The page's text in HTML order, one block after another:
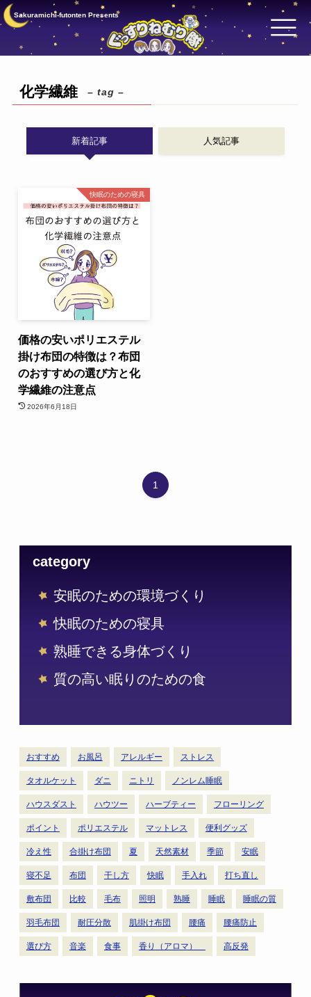
Sakuramichi-futonten Presents
化学繊維 – tag –
新着記事 人気記事
快眠のための寝具
価格の安いポリエステル
掛け布団の特徴は？布団
のおすすめの選び方と化
学繊維の注意点
2026年6月18日
1
category
安眠のための環境づくり
快眠のための寝具
熟睡できる身体づくり
質の高い眠りのための食
おすすめ お風呂 アレルギー ストレス
タオルケット ダニ ニトリ ノンレム睡眠
ハウスダスト ハウツー ハーブティー フローリング
ポイント ポリエステル マットレス 便利グッズ
冷え性 合掛け布団 夏 天然素材 季節 安眠
寝不足 布団 干し方 快眠 手入れ 打ち直し
敷布団 比較 毛布 照明 熟睡 睡眠 睡眠の質
羽毛布団 耐圧分散 肌掛け布団 腰痛 腰痛防止
選び方 音楽 食事 香り（アロマ） 高反発